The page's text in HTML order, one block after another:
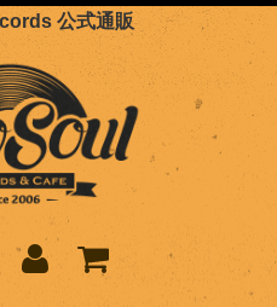
公式通販